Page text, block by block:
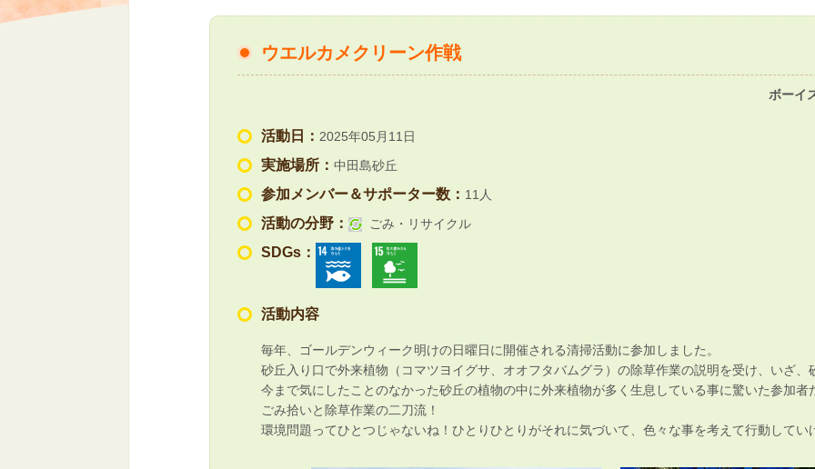
ウエルカメクリーン作戦
ボーイ
活動日： 2025年05月11日
実施場所： 中田島砂丘
参加メンバー＆サポーター数： 11人
活動の分野： ごみ・リサイクル
SDGs：
活動内容
毎年、ゴールデンウィーク明けの日曜日に開催される清掃活動に参加しました。
砂丘入り口で外来植物（コマツヨイグサ、オオフタバムグラ）の除草作業の説明を受け、いざ、
今まで気にしたことのなかった砂丘の植物の中に外来植物が多く生息している事に驚いた参加者
ごみ拾いと除草作業の二刀流！
環境問題ってひとつじゃないね！ひとりひとりがそれに気づいて、色々な事を考えて行動してい